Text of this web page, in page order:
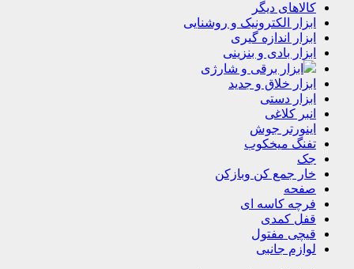
کالاهای دیگر
ابزار الکترونیک و روشنایی
ابزار اندازه گیری
ابزار بادی و بنزینی
ابزار برقی و شارژی
ابزار خلاق و جدید
ابزار دستی
انبر کلاغی
اینورتر جوش
تفنگ میخکوب
جک
خار جمع کن وبازکن
صفحه
فرچه کاسه ای
قفل کمدی
قیچی مفتول
لوازم جانبی